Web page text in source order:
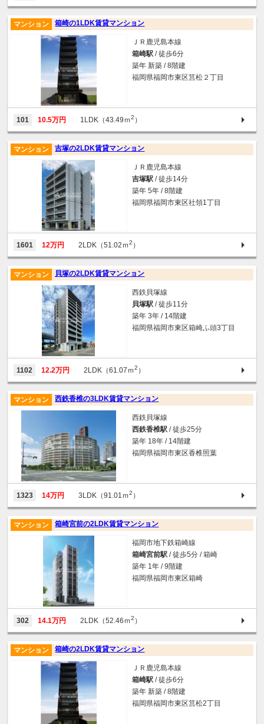
箱崎の1LDK賃貸マンション
マンション
ＪＲ鹿児島本線
箱崎駅 / 徒歩6分
築年 新築 / 8階建
福岡県福岡市東区筥松２丁目
101 10.5万円 1LDK（43.49ｍ2 ）
吉塚の2LDK賃貸マンション
マンション
ＪＲ鹿児島本線
吉塚駅 / 徒歩14分
築年 5年 / 8階建
福岡県福岡市東区社領1丁目
1601 12万円 2LDK（51.02ｍ2 ）
貝塚の2LDK賃貸マンション
マンション
西鉄貝塚線
貝塚駅 / 徒歩11分
築年 3年 / 14階建
福岡県福岡市東区箱崎ふ頭3丁目
1102 12.2万円 2LDK（61.07ｍ2 ）
西鉄香椎の3LDK賃貸マンション
マンション
西鉄貝塚線
西鉄香椎駅 / 徒歩25分
築年 18年 / 14階建
福岡県福岡市東区香椎照葉
1323 14万円 3LDK（91.01ｍ2 ）
箱崎宮前の2LDK賃貸マンション
マンション
福岡市地下鉄箱崎線
箱崎宮前駅 / 徒歩5分 / 箱崎
築年 1年 / 9階建
福岡県福岡市東区箱崎
302 14.1万円 2LDK（52.46ｍ2 ）
箱崎の2LDK賃貸マンション
マンション
ＪＲ鹿児島本線
箱崎駅 / 徒歩6分
築年 新築 / 8階建
福岡県福岡市東区筥松2丁目